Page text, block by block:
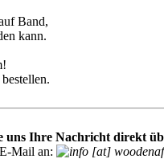
Band,
kann.
uns Ihre Nachricht direkt
Mail an: